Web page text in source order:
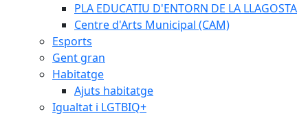
PLA EDUCATIU D'ENTORN DE LA LLAGOSTA
Centre d'Arts Municipal (CAM)
Esports
Gent gran
Habitatge
Ajuts habitatge
Igualtat i LGTBIQ+